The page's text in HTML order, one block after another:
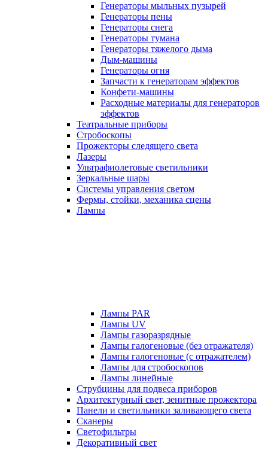
Генераторы мыльных пузырей
Генераторы пены
Генераторы снега
Генераторы тумана
Генераторы тяжелого дыма
Дым-машины
Генераторы огня
Запчасти к генераторам эффектов
Конфети-машины
Расходные материалы для генераторов
эффектов
Театральные приборы
Стробоскопы
Прожекторы следящего света
Лазеры
Ультрафиолетовые светильники
Зеркальные шары
Системы управления светом
Фермы, стойки, механика сцены
Лампы
Лампы PAR
Лампы UV
Лампы газоразрядные
Лампы галогеновые (без отражателя)
Лампы галогеновые (с отражателем)
Лампы для стробоскопов
Лампы линейные
Струбцины для подвеса приборов
Архитектурный свет, зенитные прожектора
Панели и светильники заливающего света
Сканеры
Светофильтры
Декоративный свет